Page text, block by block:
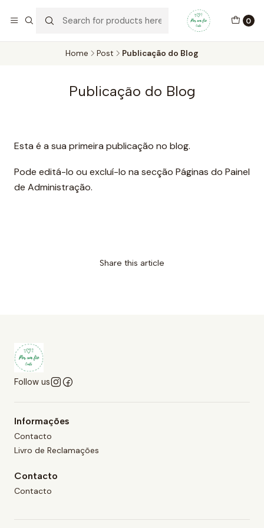
0
No concelho de Oeiras a entrega pode ser feita em mãos.
Home Post Publicação do Blog
Publicação do Blog
Esta é a sua primeira publicação no blog.
Pode editá-lo ou excluí-lo na secção Páginas do Painel
de Administração.
Share this article
Follow us
Informações
Contacto
Livro de Reclamações
Contacto
Contacto